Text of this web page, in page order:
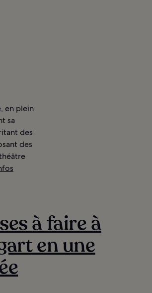
en plein
sa
des
des
à faire à
en une